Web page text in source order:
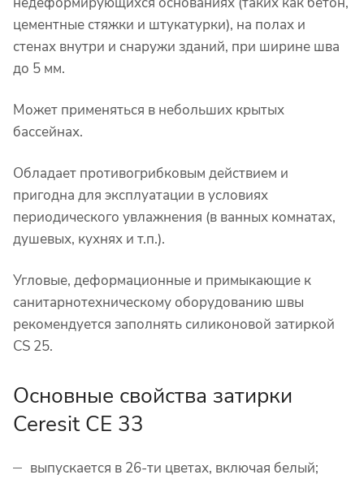
цементные стяжки и штукатурки), на полах и
стенах внутри и снаружи зданий, при ширине шва
до 5 мм.
Может применяться в небольших крытых
бассейнах.
Обладает противогрибковым действием и
пригодна для эксплуатации в условиях
периодического увлажнения (в ванных комнатах,
душевых, кухнях и т.п.).
Угловые, деформационные и примыкающие к
санитарнотехническому оборудованию швы
рекомендуется заполнять силиконовой затиркой
CS 25.
Основные свойства затирки
Ceresit CE 33
выпускается в 26-ти цветах, включая белый;